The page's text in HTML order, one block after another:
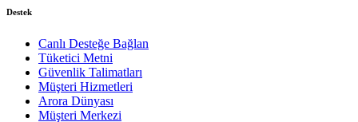
Destek
Canlı Desteğe Bağlan
Tüketici Metni
Güvenlik Talimatları
Müşteri Hizmetleri
Arora Dünyası
Müşteri Merkezi